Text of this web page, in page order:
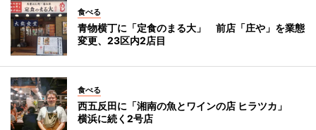
食べる
青物横丁に「定食のまる大」 前店「庄や」を業態
変更、23区内2店目
食べる
西五反田に「湘南の魚とワインの店 ヒラツカ」
横浜に続く2号店